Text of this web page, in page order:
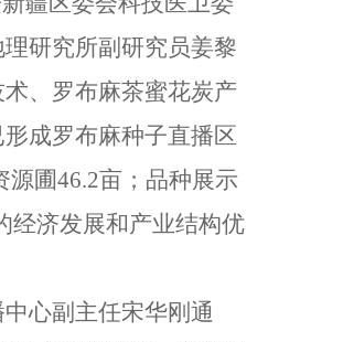
研究所副研究员姜黎
、罗布麻茶蜜花炭产
成罗布麻种子直播区
源圃46.2亩；品种展示
经济发展和产业结构优
心副主任宋华刚通